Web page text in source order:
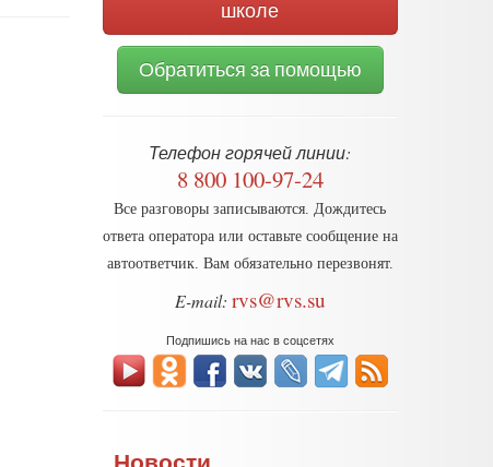
школе
Обратиться за помощью
Телефон горячей линии:
8 800 100-97-24
Все разговоры записываются. Дождитесь
ответа оператора или оставьте сообщение на
автоответчик. Вам обязательно перезвонят.
E-mail: rvs@rvs.su
Подпишись на нас в соцсетях